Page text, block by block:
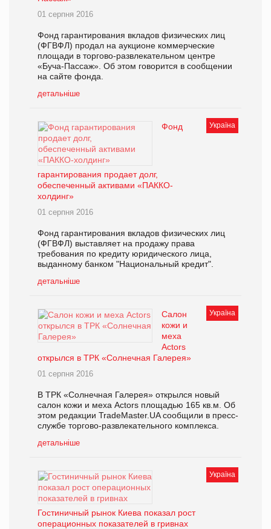
01 серпня 2016
Фонд гарантирования вкладов физических лиц
(ФГВФЛ) продал на аукционе коммерческие
площади в торгово-развлекательном центре
«Буча-Пассаж». Об этом говорится в сообщении
на сайте фонда.
детальніше
Україна
Фонд
гарантирования продает долг,
обеспеченный активами «ПАККО-
холдинг»
01 серпня 2016
Фонд гарантирования вкладов физических лиц
(ФГВФЛ) выставляет на продажу права
требования по кредиту юридического лица,
выданному банком "Национальный кредит".
детальніше
Україна
Салон
кожи и
меха
Actors
открылся в ТРК «Солнечная Галерея»
01 серпня 2016
В ТРК «Солнечная Галерея» открылся новый
салон кожи и меха Actors площадью 165 кв.м. Об
этом редакции TradeMaster.UA сообщили в пресс-
службе торгово-развлекательного комплекса.
детальніше
Україна
Гостиничный рынок Киева показал рост
операционных показателей в гривнах